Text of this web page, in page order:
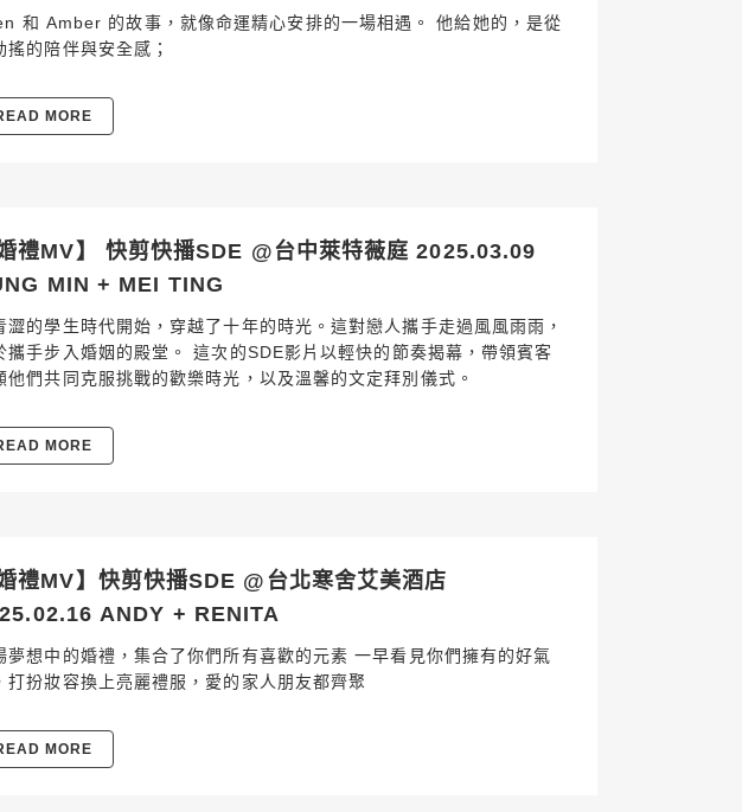
和 Amber 的故事，就像命運精心安排的一場相遇。 他給她的，是從
搖的陪伴與安全感；
MORE
婚禮MV】 快剪快播SDE @台中萊特薇庭 2025.03.09
MIN + MEI TING
澀的學生時代開始，穿越了十年的時光。這對戀人攜手走過風風雨雨，
攜手步入婚姻的殿堂。 這次的SDE影片以輕快的節奏揭幕，帶領賓客
他們共同克服挑戰的歡樂時光，以及溫馨的文定拜別儀式。
MORE
婚禮MV】快剪快播SDE @台北寒舍艾美酒店
ANDY + RENITA
夢想中的婚禮，集合了你們所有喜歡的元素 一早看見你們擁有的好氣
打扮妝容換上亮麗禮服，愛的家人朋友都齊聚
MORE